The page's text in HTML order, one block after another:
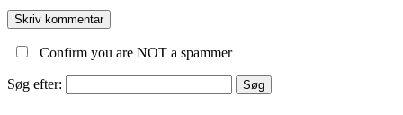
Confirm you are NOT a spammer
Søg efter: